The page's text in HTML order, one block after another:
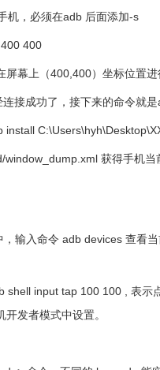
，必须在adb 后面添加-s
400
上（400,400）坐标位置进
功了，接下来的命令就是
install
获得手机
命令 adb devices 查看当前
input tap 100 100 , 表示点
发者模式中设置。